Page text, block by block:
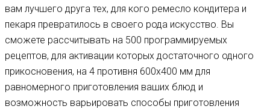
вам лучшего друга тех, для кого ремесло кондитера и
пекаря превратилось в своего рода искусство. Вы
сможете рассчитывать на 500 программируемых
рецептов, для активации которых достаточного одного
прикосновения, на 4 противня 600х400 мм для
равномерного приготовления ваших блюд и
возможность варьировать способы приготовления